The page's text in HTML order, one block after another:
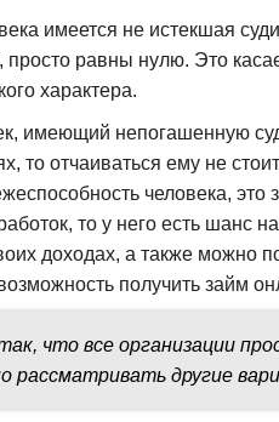
имеется не истекшая
просто равны нулю. Это
характера.
имеющий непогашенную
то отчаиваться ему не
человека, это
то у него есть шанс
доходах, а также можно
получить займ
что все организации
рассматривать другие